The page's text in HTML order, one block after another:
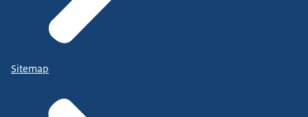
Sitemap